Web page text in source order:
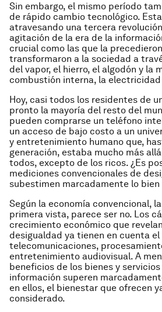
Sin embargo, el mismo período
de rápido cambio tecnológico.
atravesando una tercera
agitación de la era de la
crucial como las que la
transformaron a la sociedad a
del vapor, el hierro, el algodón y la
combustión interna, la electricidad
Hoy, casi todos los residentes de
pronto la mayoría del resto del
pueden comprarse un teléfono
un acceso de bajo costo a un
y entretenimiento humano que,
generación, estaba mucho más
todos, excepto de los ricos. ¿Es
mediciones convencionales de
subestimen marcadamente lo bien
Según la economía convencional,
primera vista, parece ser no. Los
crecimiento económico que
desigualdad ya tienen en cuenta el
telecomunicaciones,
entretenimiento audiovisual. A
beneficios de los bienes y
información superen
en ellos, el bienestar que ofrecen
considerado.